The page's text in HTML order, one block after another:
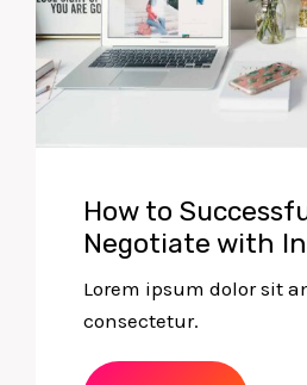
How to
Negotiate with
Lorem ipsum dolor sit
consectetur.